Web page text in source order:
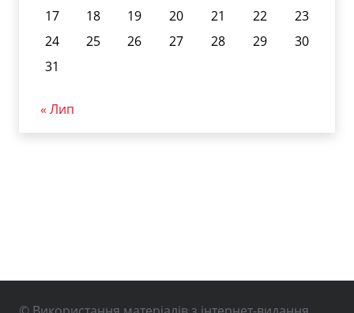
17
18 19 20 21 22
23
24
25 26 27 28 29
30
31
« Лип